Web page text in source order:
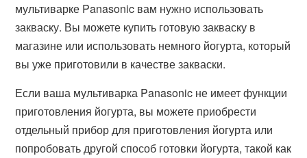
мультиварке Panasonic вам нужно использовать
закваску. Вы можете купить готовую закваску в
магазине или использовать немного йогурта, который
вы уже приготовили в качестве закваски.
Если ваша мультиварка Panasonic не имеет функции
приготовления йогурта, вы можете приобрести
отдельный прибор для приготовления йогурта или
попробовать другой способ готовки йогурта, такой как